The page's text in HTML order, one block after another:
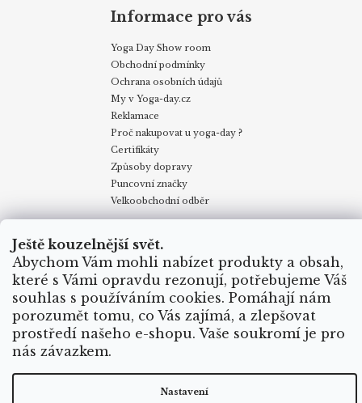
Ještě kouzelnější svět.
Abychom Vám mohli nabízet produkty a obsah,
které s Vámi opravdu rezonují, potřebujeme Váš
souhlas s používáním cookies. Pomáhají nám
porozumět tomu, co Vás zajímá, a zlepšovat
prostředí našeho e-shopu. Vaše soukromí je pro
nás závazkem.
Nastavení
Informace pro vás
Yoga Day Show room
Obchodní podmínky
Ochrana osobních údajů
My v Yoga-day.cz
Reklamace
Proč nakupovat u yoga-day ?
Certifikáty
Způsoby dopravy
Puncovní značky
Velkoobchodní odběr
Obchodní podmínky Kontakty
Reklamace
Proč nakupovat u yoga-day.cz
Certifikáty
Způsoby dopravy
Vytvořil Shoptet
Copyright 2026